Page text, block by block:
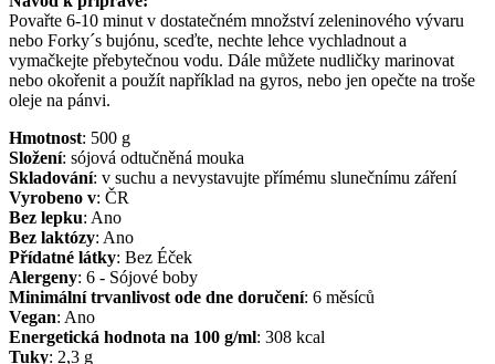
Povařte 6-10 minut v dostatečném množství zeleninového vývaru
nebo Forky´s bujónu, sceďte, nechte lehce vychladnout a
vymačkejte přebytečnou vodu. Dále můžete nudličky marinovat
nebo okořenit a použít například na gyros, nebo jen opečte na troše
oleje na pánvi.
Hmotnost: 500 g
Složení: sójová odtučněná mouka
Skladování: v suchu a nevystavujte přímému slunečnímu záření
Vyrobeno v: ČR
Bez lepku: Ano
Bez laktózy: Ano
Přídatné látky: Bez Éček
Alergeny: 6 - Sójové boby
Minimální trvanlivost ode dne doručení: 6 měsíců
Vegan: Ano
Energetická hodnota na 100 g/ml: 308 kcal
Tuky: 2,3 g